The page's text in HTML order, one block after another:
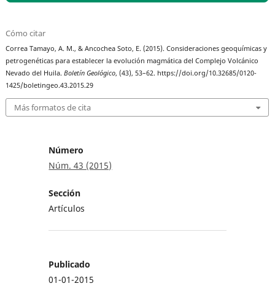
Cómo citar
Correa Tamayo, A. M., & Ancochea Soto, E. (2015). Consideraciones geoquímicas y
petrogenéticas para establecer la evolución magmática del Complejo Volcánico
Nevado del Huila.Boletín Geológico, (43), 53–62. https://doi.org/10.32685/0120-
1425/boletingeo.43.2015.29
Más formatos de cita
Número
Núm. 43 (2015)
Sección
Artículos
Publicado
01-01-2015